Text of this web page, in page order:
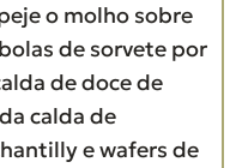
o molho sobre
de sorvete por
de doce de
calda de
e wafers de